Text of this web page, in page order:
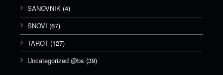
SANOVNIK (4)
SNOVI (67)
TAROT (127)
Uncategorized @bs (39)